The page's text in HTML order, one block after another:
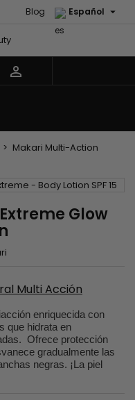
Español 
Blog

Makari Multi-Action
Glow
Multi Acción
enriquecida con
que hidrata en
Ofrece protección
gradualmente las
negras. ¡La piel